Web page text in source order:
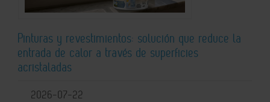
Pinturas y revestimientos: solución que reduce la
entrada de calor a través de superficies
acristaladas
2026-07-22